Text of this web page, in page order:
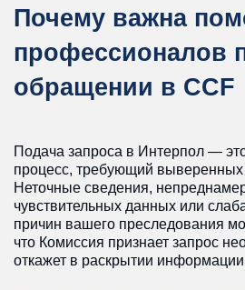
Почему важна
профессионалов
обращении в CCF
Подача запроса в Интерпол —
процесс, требующий
Неточные сведения,
чувствительных данных или
причин вашего преследования
что Комиссия признает запрос
откажет в раскрытии